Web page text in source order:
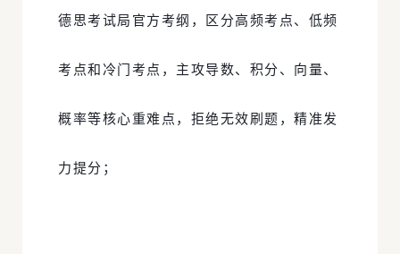
德思考试局官方考纲，区分高频考点、低频
考点和冷门考点，主攻导数、积分、向量、
概率等核心重难点，拒绝无效刷题，精准发
力提分；